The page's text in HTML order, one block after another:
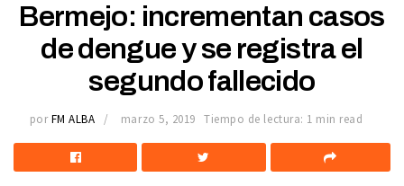
Bermejo: incrementan casos
de dengue y se registra el
segundo fallecido
por FM ALBA marzo 5, 2019 Tiempo de lectura: 1 min read